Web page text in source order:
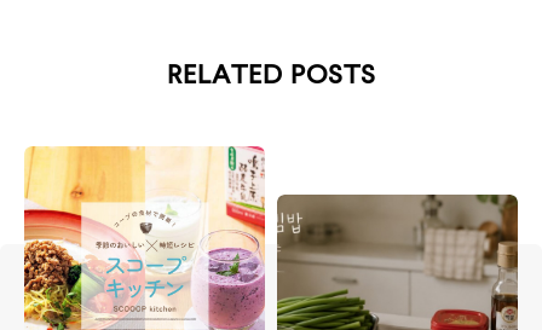
RELATED POSTS